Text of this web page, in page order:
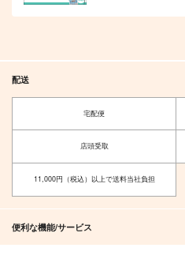
配送
宅配便
店頭受取
11,000円（税込）以上で送料当社負担
便利な機能/サービス